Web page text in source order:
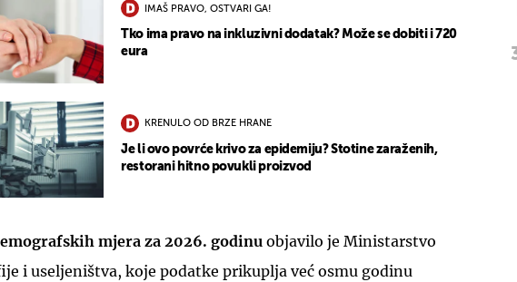
IMAŠ PRAVO, OSTVARI GA!
Tko ima pravo na inkluzivni dodatak? Može se dobiti i 720
eura
KRENULO OD BRZE HRANE
Je li ovo povrće krivo za epidemiju? Stotine zaraženih,
restorani hitno povukli proizvod
mjera za 2026. godinuobjavilo je Ministarstvo
i useljeništva, koje podatke prikuplja već osmu godinu